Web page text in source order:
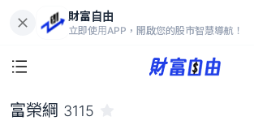
財富自由
立即使用APP，開啟您的股市智慧導航！
9.29
3.1%
富榮綱 3115